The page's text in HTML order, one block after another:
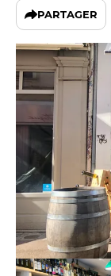
PARTAGER